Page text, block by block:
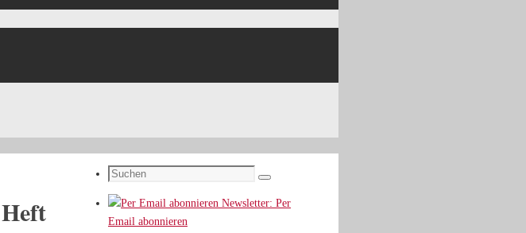
Suchen
nach:
Suchen
Newsletter: Per
Email abonnieren